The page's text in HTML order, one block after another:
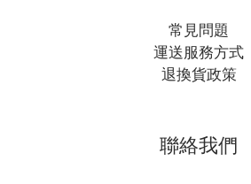
常見問題
運送服務方式
退換貨政策
聯絡我們